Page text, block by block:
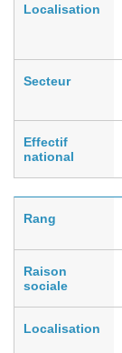
Localisation
Secteur
Effectif
national
Rang
Raison
sociale
Localisation